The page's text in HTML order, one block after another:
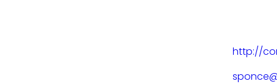
http://